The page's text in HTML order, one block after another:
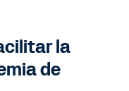
la
de